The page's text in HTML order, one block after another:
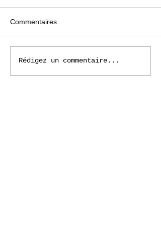
Commentaires
Rédigez un commentaire...